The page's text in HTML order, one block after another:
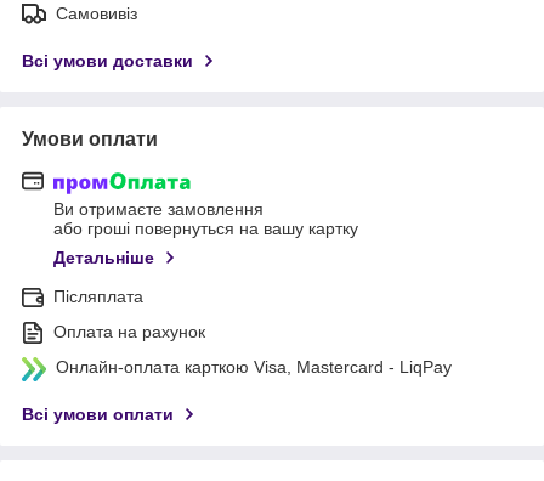
Самовивіз
Всі умови доставки
Умови оплати
Ви отримаєте замовлення
або гроші повернуться на вашу картку
Детальніше
Післяплата
Оплата на рахунок
Онлайн-оплата карткою Visa, Mastercard - LiqPay
Всі умови оплати